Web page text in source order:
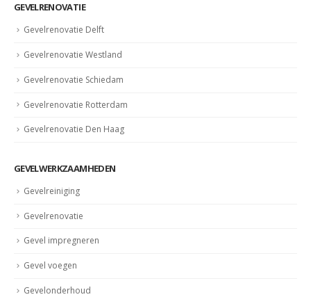
GEVELRENOVATIE
Gevelrenovatie Delft
Gevelrenovatie Westland
Gevelrenovatie Schiedam
Gevelrenovatie Rotterdam
Gevelrenovatie Den Haag
GEVELWERKZAAMHEDEN
Gevelreiniging
Gevelrenovatie
Gevel impregneren
Gevel voegen
Gevelonderhoud